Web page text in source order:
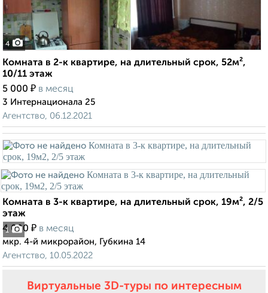
4
Комната в 2-к квартире, на длительный срок, 52м²,
10/11 этаж
5 000 ₽ в месяц
3 Интернационала 25
Агентство, 06.12.2021
1
Комната в 3-к квартире, на длительный срок, 19м², 2/5
этаж
4 000 ₽ в месяц
мкр. 4-й микрорайон, Губкина 14
Агентство, 10.05.2022
Виртуальные 3D-туры по интересным